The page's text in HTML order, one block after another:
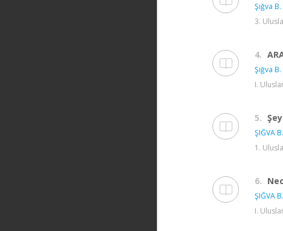
Şığva B.
3.
4.
Şığva B.
I.
5.
ŞIĞVA B.
1.
6.
ŞIĞVA B.
I.